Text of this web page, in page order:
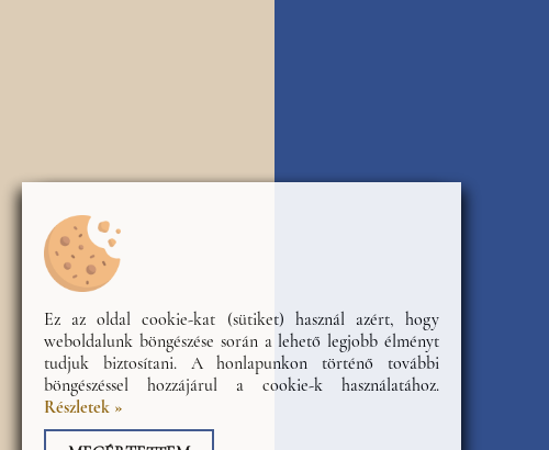
Ez az oldal cookie-kat (sütiket) használ azért, hogy
weboldalunk böngészése során a lehető legjobb élményt
tudjuk biztosítani. A honlapunkon történő további
böngészéssel hozzájárul a cookie-k használatához.
Részletek »